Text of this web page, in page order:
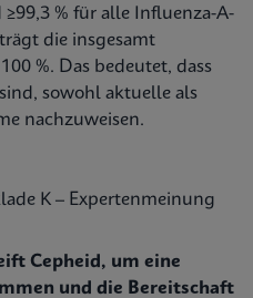
% für alle Influenza-A-
die insgesamt
100 %. Das bedeutet, dass
sowohl aktuelle als
nachzuweisen.
Cepheid, um eine
und die Bereitschaft